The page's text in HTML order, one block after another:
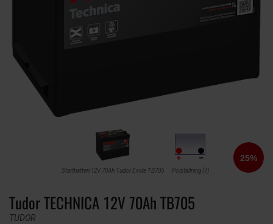
Startbatteri 12V 70Ah Tudor Exide TB705 Polställning (1)
Tudor TECHNICA 12V 70Ah TB705
TUDOR